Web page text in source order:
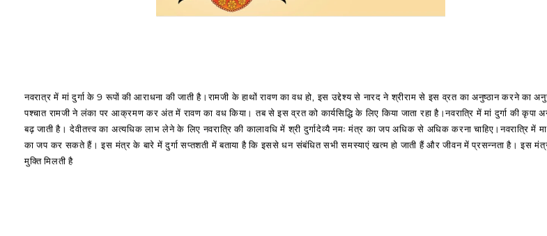
नवरात्र में मां दुर्गा के 9 रूपों की आराधना की जाती है।रामजी के हाथों रावण का वध हो, इस उद्देश्य से नारद ने श्रीराम से इस व्रत का अनुष्ठान करने का
पश्चात रामजी ने लंका पर आक्रमण कर अंत में रावण का वध किया। तब से इस व्रत को कार्यसिद्धि के लिए किया जाता रहा है।नवरात्रि में मां दुर्गा की
बढ़ जाती है। देवीतत्त्व का अत्यधिक लाभ लेने के लिए नवरात्रि की कालावधि में श्री दुर्गादेव्यै नमः मंत्र का जप अधिक से अधिक करना चाहिए।नवरात्रि में
का जप कर सकते हैं। इस मंत्र के बारे में दुर्गा सप्तशती में बताया है कि इससे धन संबंधित सभी समस्याएं खत्म हो जाती हैं और जीवन में प्रसन्नता है।
मुक्ति मिलती है